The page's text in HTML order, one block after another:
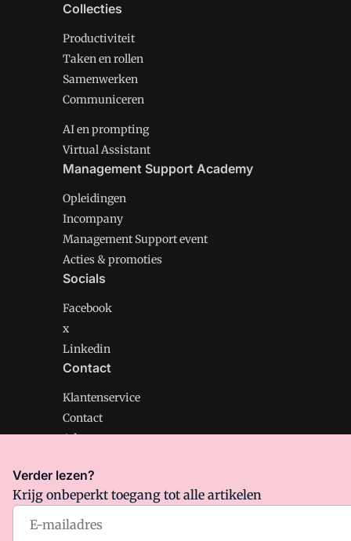
Collecties
Productiviteit
Taken en rollen
Samenwerken
Communiceren
AI en prompting
Virtual Assistant
Management Support Academy
Opleidingen
Incompany
Management Support event
Acties & promoties
Socials
Facebook
x
Linkedin
Contact
Klantenservice
Contact
Adverteren
Management Support is onderdeel van VMN media.
Algemene Voorwaarden
Verder lezen?
Krijg onbeperkt toegang tot alle artikelen